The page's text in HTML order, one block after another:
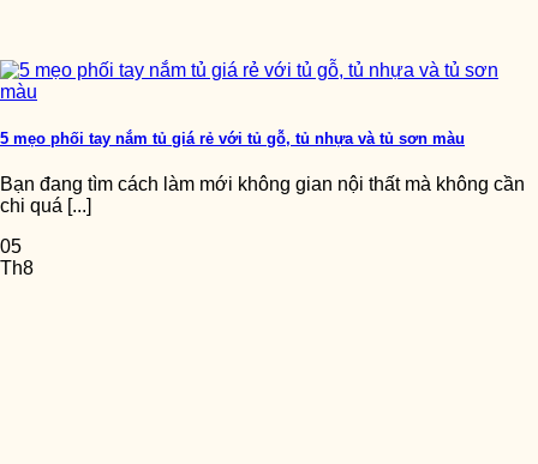
5 mẹo phối tay nắm tủ giá rẻ với tủ gỗ, tủ nhựa và tủ sơn màu
Bạn đang tìm cách làm mới không gian nội thất mà không cần
chi quá [...]
05
Th8